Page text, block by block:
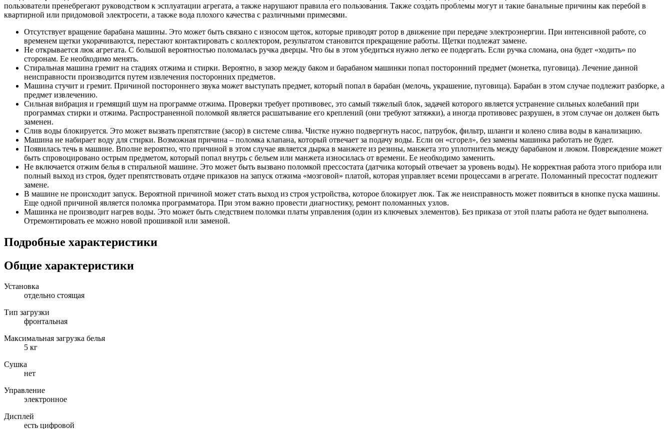
пользователи пренебрегают руководством к эсплуатации агрегата, а также нарушают правила его пользования. Также создать проблемы могут и такие банальные причины как перебой в
квартирной или придомовой электросети, а также вода плохого качества с различными примесями.
Отсутствует вращение барабана машины. Это может быть связано с износом щеток, которые приводят ротор в движение при передаче электроэнергии. При интенсивной работе, со
временем щетки укорачиваются, перестают контактировать с коллектором, результатом становится прекращение работы. Щетки подлежат замене.
Не открывается люк агрегата. С большой вероятностью поломалась ручка дверцы. Что бы в этом убедиться нужно легко ее подергать. Если ручка сломана, она будет «ходить» по
сторонам. Ее необходимо менять.
Стиральная машина гремит на стадиях отжима и стирки. Вероятно, в зазор между баком и барабаном машинки попал посторонний предмет (монетка, пуговица). Лечение данной
неисправности производится путем извлечения посторонних предметов.
Машина стучит и гремит. Причиной постороннего звука может выступать предмет, который попал в барабан (мелочь, украшение, пуговица). Барабан в этом случае подлежит разборке, а
предмет извлечению.
Сильная вибрация и гремящий шум на программе отжима. Проверки требует противовес, это самый тяжелый блок, задачей которого является устранение сильных колебаний при
программах стирки и отжима. Распространенной поломкой является расшатывание его креплений (они требуют затяжки), а иногда противовес разрушен, в этом случае он должен быть
заменен.
Слив воды блокируется. Это может вызвать препятствие (засор) в системе слива. Чистке нужно подвергнуть насос, патрубок, фильтр, шланги и колено слива воды в канализацию.
Машина не набирает воду для стирки. Возможная причина – поломка клапана, который отвечает за подачу воды. Если он «сгорел», без замены машинка работать не будет.
Появилась течь в машине. Вполне вероятно, что причиной в этом случае является дырка в манжете из резины, манжета это уплотнитель между барабаном и люком. Повреждение может
быть спровоцировано острым предметом, который попал внутрь с бельем или манжета износилась от времени. Ее необходимо заменить.
Не включается отжим белья в стиральной машине. Это может быть вызвано поломкой прессостата (датчика который отвечает за уровень воды). Не корректная работа этого прибора или
полный выход из строя, будет препятствовать отдаче приказов на запуск отжима «мозговой» платой, которая управляет всеми процессами в агрегате. Поломанный пресостат подлежит
замене.
В машине не происходит запуск. Вероятной причиной может стать выход из строя устройства, которое блокирует люк. Так же неисправность может появиться в кнопке пуска машины.
Еще одной причиной является поломка программатора. При этом важно провести диагностику, ремонт поломанных узлов.
Машинка не производит нагрев воды. Это может быть следствием поломки платы управления (один из ключевых элементов). Без приказа от этой платы работа не будет выполнена.
Отремонтировать ее можно новой прошивкой или заменой.
Подробные характеристики
Общие характеристики
Установка
отдельно стоящая
Тип загрузки
фронтальная
Максимальная загрузка белья
5 кг
Сушка
нет
Управление
электронное
Дисплей
есть цифровой